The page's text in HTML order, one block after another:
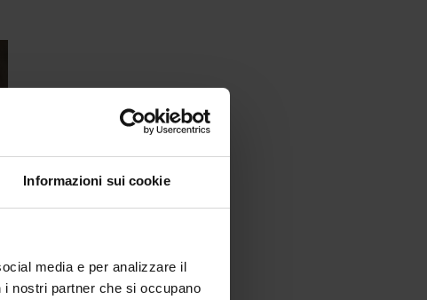
Informazioni sui cookie
media e per analizzare il
nostri partner che si occupano